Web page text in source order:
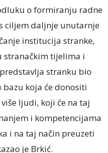
o formiranju radne
ciljem daljnje unutarnje
institucija stranke,
stranačkim tijelima i
stranku bio
koja će donositi
ljudi, koji će na taj
i kompetencijama
i na taj način preuzeti
je Brkić.